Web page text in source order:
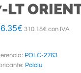
LT
€ 310.18€ con IVA
POLC-2763
Pololu